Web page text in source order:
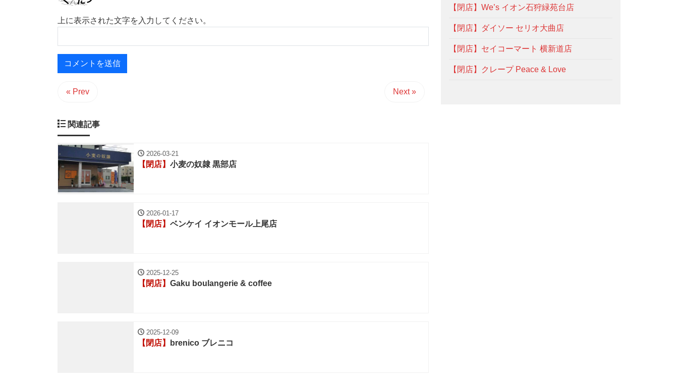
上に表示された文字を入力してください。
« Prev Next »
関連記事
2026-03-21
【閉店】 小麦の奴隷 黒部店
2026-01-17
【閉店】 ベンケイ イオンモール上尾店
2025-12-25
【閉店】 Gaku boulangerie & coffee
2025-12-09
【閉店】 brenico ブレニコ
【閉店】We’s イオン石狩緑苑台店
【閉店】ダイソー セリオ大曲店
【閉店】セイコーマート 横新道店
【閉店】クレープ Peace & Love